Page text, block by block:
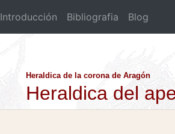
Introducción Bibliografia Blog
Heraldica de la corona de Aragón
Heraldica del